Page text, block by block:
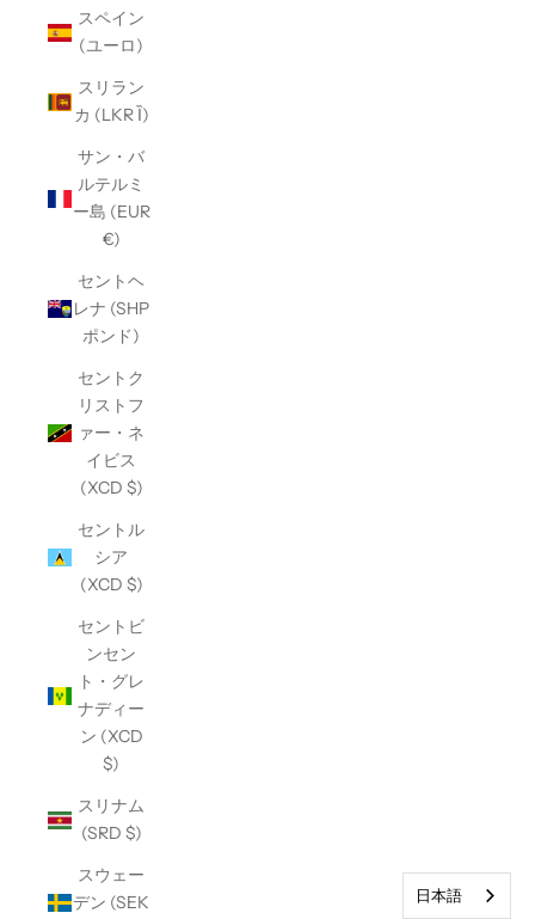
スペイン
(ユーロ)
スリラン
カ (LKR Ȉ)
サン・バ
ルテルミ
ー島 (EUR
€)
セントヘ
レナ (SHP
ポンド)
セントク
リストフ
ァー・ネ
イビス
(XCD $)
セントル
シア
(XCD $)
セントビ
ンセン
ト・グレ
ナディー
ン (XCD
$)
スリナム
(SRD $)
スウェー
デン (SEK
日本語